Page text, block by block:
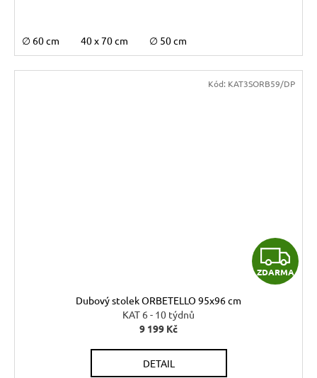
∅ 60 cm 40 x 70 cm ∅ 50 cm
Z
D
ZDARMA
Dubový stolek ORBETELLO 95x96 cm
KAT 6 - 10 týdnů
9 199 Kč
DETAIL
Kód: KAT3SORB59/DP